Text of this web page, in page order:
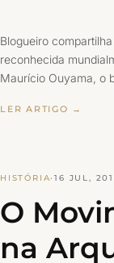
Blogueiro
reconhecida
Maurício Ouyama, o
LER ARTIGO →
HISTÓRIA·16 JUL,
O
na